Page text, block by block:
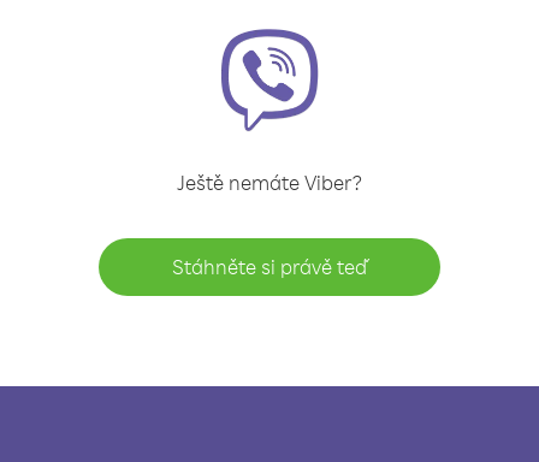
Ještě nemáte Viber?
Stáhněte si právě teď